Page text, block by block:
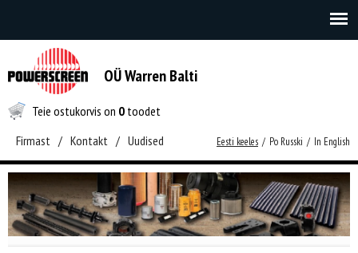
OÜ Warren Balti
Teie ostukorvis on 0 toodet
Firmast / Kontakt / Uudised Eesti keeles / Po Russki / In English